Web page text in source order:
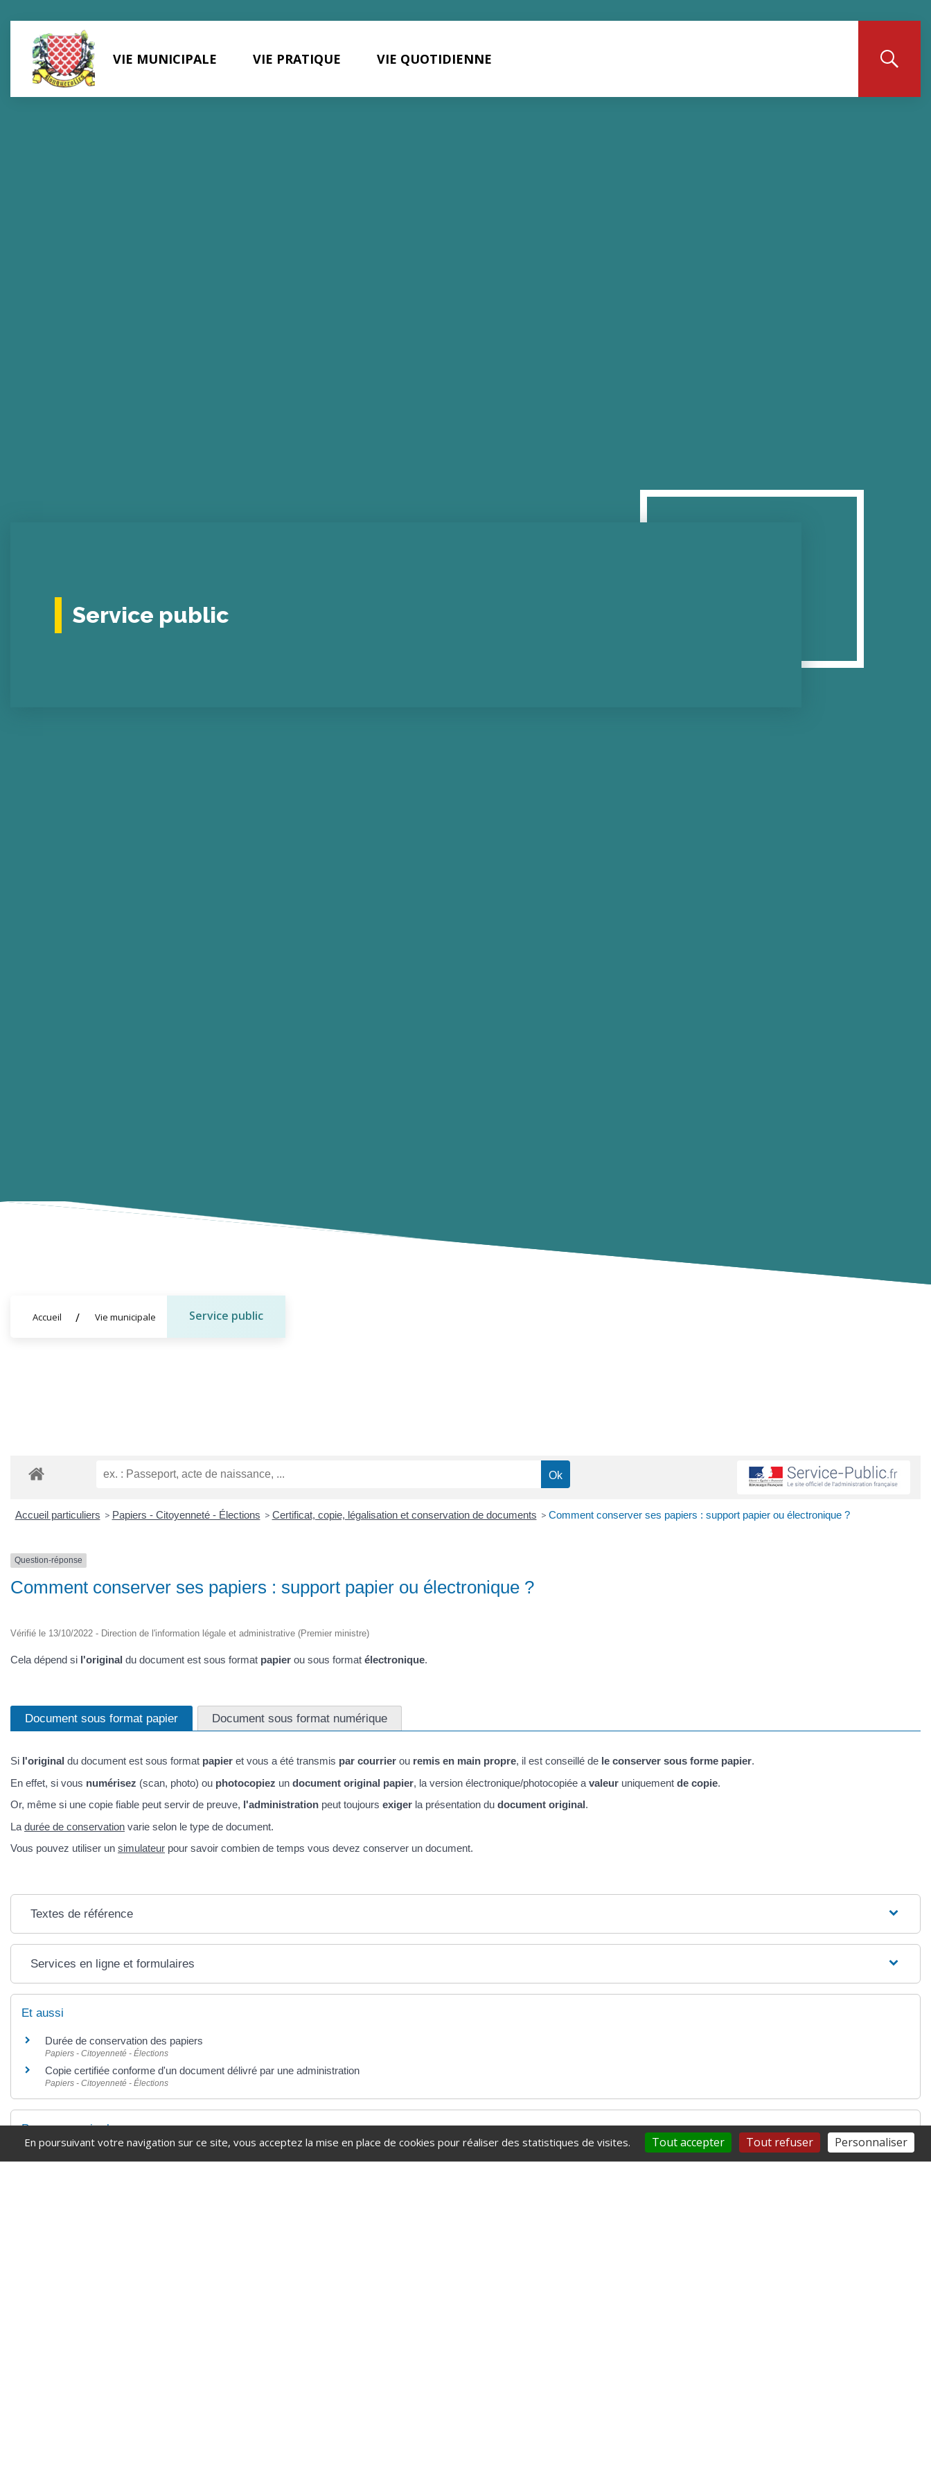
VIE MUNICIPALE VIE PRATIQUE VIE QUOTIDIENNE
Service public
Accueil Vie municipale Service public
Accueil particuliers > Papiers - Citoyenneté - Élections > Certificat, copie, légalisation et conservation de documents > Comment conserver ses papiers : support papier ou électronique ?
Question-réponse
Comment conserver ses papiers : support papier ou électronique ?
Vérifié le 13/10/2022 - Direction de l'information légale et administrative (Premier ministre)
Cela dépend si l'original du document est sous format papier ou sous format électronique.
Document sous format papier Document sous format numérique
Si l'original du document est sous format papier et vous a été transmis par courrier ou remis en main propre, il est conseillé de le conserver sous forme papier.
En effet, si vous numérisez (scan, photo) ou photocopiez un document original papier, la version électronique/photocopiée a valeur uniquement de copie.
Or, même si une copie fiable peut servir de preuve, l'administration peut toujours exiger la présentation du document original.
La durée de conservation varie selon le type de document.
Vous pouvez utiliser un simulateur pour savoir combien de temps vous devez conserver un document.
Textes de référence
Services en ligne et formulaires
Et aussi
Durée de conservation des papiers
Papiers - Citoyenneté - Élections
Copie certifiée conforme d'un document délivré par une administration
Papiers - Citoyenneté - Élections
Pour en savoir plus
En poursuivant votre navigation sur ce site, vous acceptez la mise en place de cookies pour réaliser des statistiques de visites. Tout accepter Tout refuser Personnaliser